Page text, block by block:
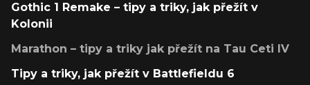
Gothic 1 Remake – tipy a triky, jak přežít v
Kolonii
Marathon – tipy a triky jak přežít na Tau Ceti IV
Tipy a triky, jak přežít v Battlefieldu 6